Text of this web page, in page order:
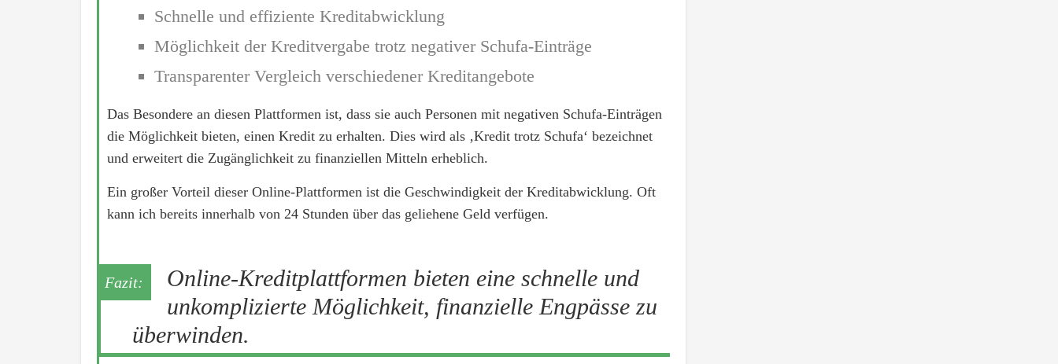
Schnelle und effiziente Kreditabwicklung
Möglichkeit der Kreditvergabe trotz negativer Schufa-Einträge
Transparenter Vergleich verschiedener Kreditangebote
Das Besondere an diesen Plattformen ist, dass sie auch Personen mit negativen Schufa-Einträgen
die Möglichkeit bieten, einen Kredit zu erhalten. Dies wird als ‚Kredit trotz Schufa‘ bezeichnet
und erweitert die Zugänglichkeit zu finanziellen Mitteln erheblich.
Ein großer Vorteil dieser Online-Plattformen ist die Geschwindigkeit der Kreditabwicklung. Oft
kann ich bereits innerhalb von 24 Stunden über das geliehene Geld verfügen.
Online-Kreditplattformen bieten eine schnelle und
unkomplizierte Möglichkeit, finanzielle Engpässe zu
überwinden.